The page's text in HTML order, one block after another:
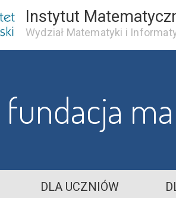
Instytut
Wydział Matematyki i
fundacja
DLA UCZNIÓW